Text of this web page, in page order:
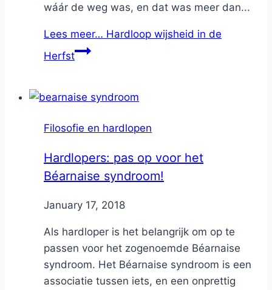
wáár de weg was, en dat was meer dan...
Lees meer… Hardloop wijsheid in de
Herfst
Filosofie en hardlopen
Hardlopers: pas op voor het
Béarnaise syndroom!
ByNicole
January 17, 2018
Als hardloper is het belangrijk om op te
passen voor het zogenoemde Béarnaise
syndroom. Het Béarnaise syndroom is een
associatie tussen iets, en een onprettig